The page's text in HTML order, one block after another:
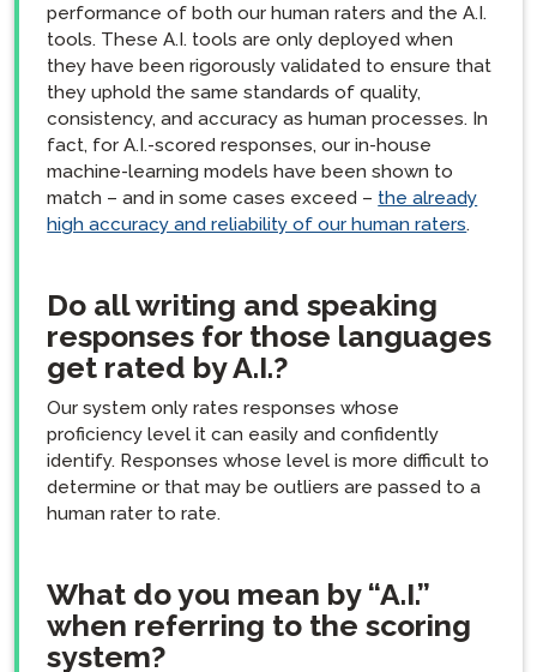
performance of both our human raters and the A.I.
tools. These A.I. tools are only deployed when
they have been rigorously validated to ensure that
they uphold the same standards of quality,
consistency, and accuracy as human processes. In
fact, for A.I.-scored responses, our in-house
machine-learning models have been shown to
match – and in some cases exceed – the already
high accuracy and reliability of our human raters.
Do all writing and speaking
responses for those languages
get rated by A.I.?
Our system only rates responses whose
proficiency level it can easily and confidently
identify. Responses whose level is more difficult to
determine or that may be outliers are passed to a
human rater to rate.
What do you mean by “A.I.”
when referring to the scoring
system?